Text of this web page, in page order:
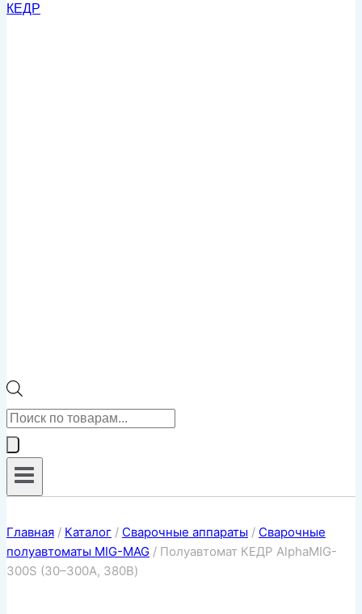
Поиск
товаров
Главная / Каталог / Сварочные аппараты / Сварочные
полуавтоматы MIG-MAG / Полуавтомат КЕДР AlphaMIG-
300S (30–300А, 380В)